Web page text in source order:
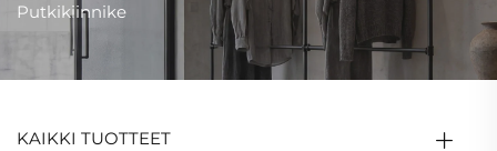
Putkikiinnike
KAIKKI TUOTTEET